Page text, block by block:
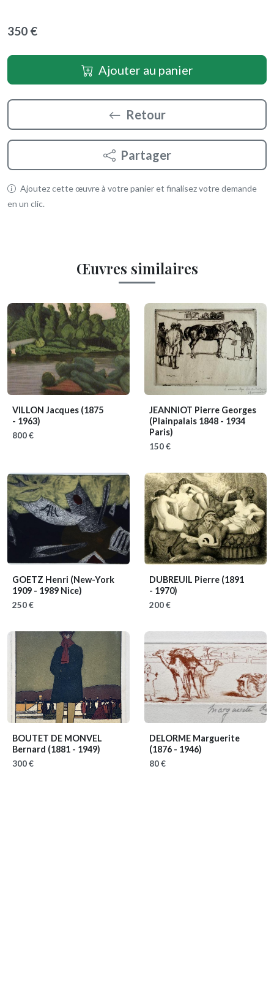
350 €
Ajouter au panier
Retour
Partager
Ajoutez cette œuvre à votre panier et finalisez votre demande
en un clic.
Œuvres similaires
VILLON Jacques (1875
- 1963)
800 €
JEANNIOT Pierre Georges
(Plainpalais 1848 - 1934
Paris)
150 €
GOETZ Henri (New-York
1909 - 1989 Nice)
250 €
DUBREUIL Pierre (1891
- 1970)
200 €
BOUTET DE MONVEL
Bernard (1881 - 1949)
300 €
DELORME Marguerite
(1876 - 1946)
80 €